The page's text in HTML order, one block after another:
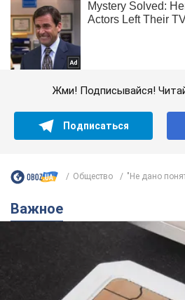
Жми! Подписывайся!
Подписаться
Общество "Не дано
Важное